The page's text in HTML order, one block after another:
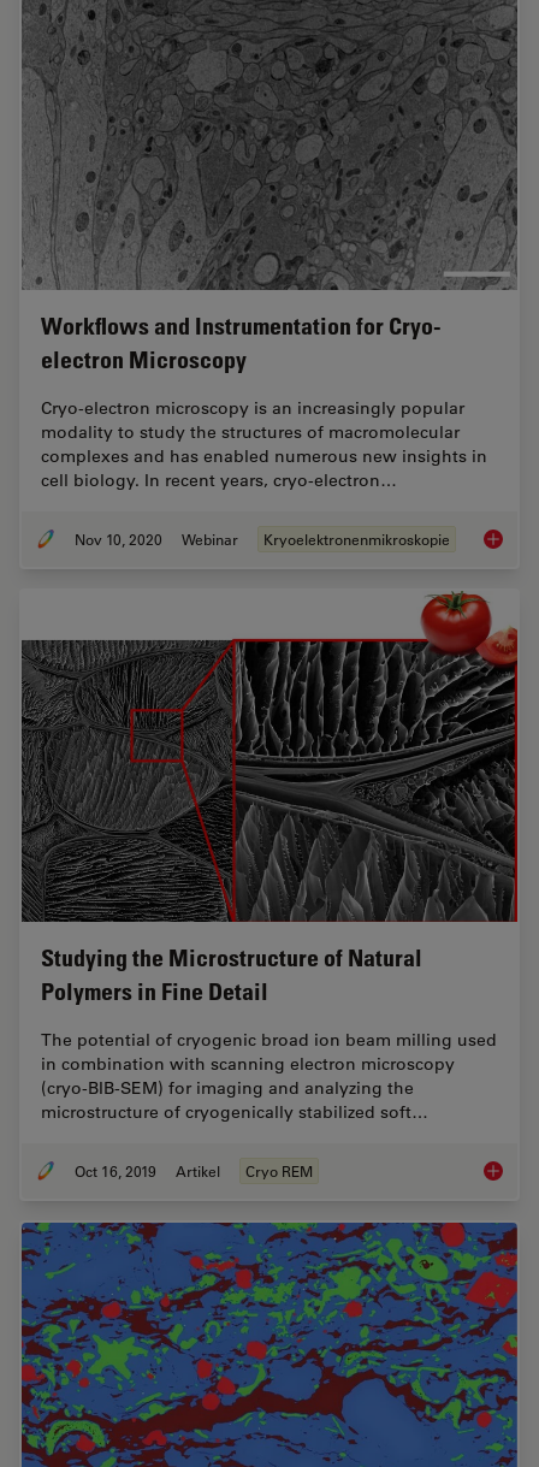
Workflows and Instrumentation for Cryo-
electron Microscopy
Cryo-electron microscopy is an increasingly popular
modality to study the structures of macromolecular
complexes and has enabled numerous new insights in
cell biology. In recent years, cryo-electron…
Nov 10, 2020 Webinar Kryoelektronenmikroskopie
Studying the Microstructure of Natural
Polymers in Fine Detail
The potential of cryogenic broad ion beam milling used
in combination with scanning electron microscopy
(cryo-BIB-SEM) for imaging and analyzing the
microstructure of cryogenically stabilized soft…
Oct 16, 2019 Artikel Cryo REM